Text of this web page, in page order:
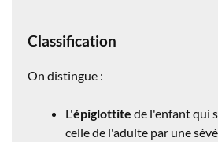
Classification
On distingue :
L'épiglottite de l'enfant qui
celle de l'adulte par une